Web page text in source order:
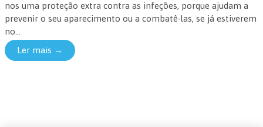
nos uma proteção extra contra as infeções, porque ajudam a
prevenir o seu aparecimento ou a combatê-las, se já estiverem
no...
Ler mais →